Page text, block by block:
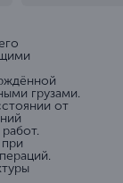
грузами.
от